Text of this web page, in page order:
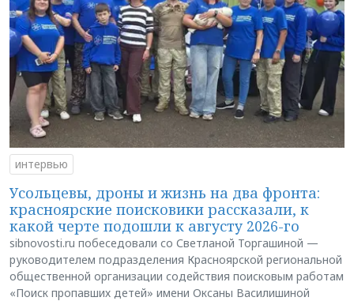
интервью
Усольцевы, дроны и жизнь на два фронта:
красноярские поисковики рассказали, к
какой черте подошли к августу 2026-го
sibnovosti.ru побеседовали со Светланой Торгашиной —
руководителем подразделения Красноярской региональной
общественной организации содействия поисковым работам
«Поиск пропавших детей» имени Оксаны Василишиной